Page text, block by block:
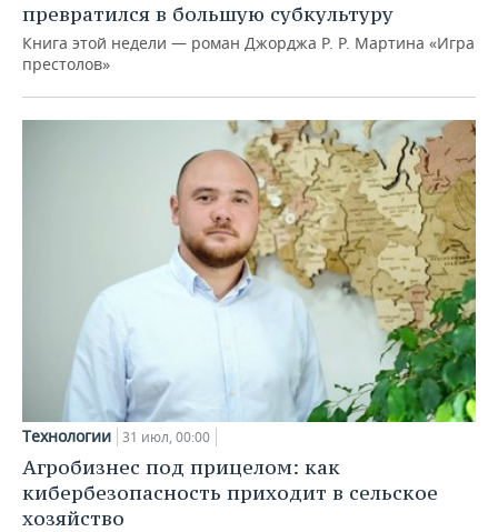
превратился в большую субкультуру
Книга этой недели — роман Джорджа Р. Р. Мартина «Игра
престолов»
Технологии 31 июл, 00:00
Агробизнес под прицелом: как
кибербезопасность приходит в сельское
хозяйство